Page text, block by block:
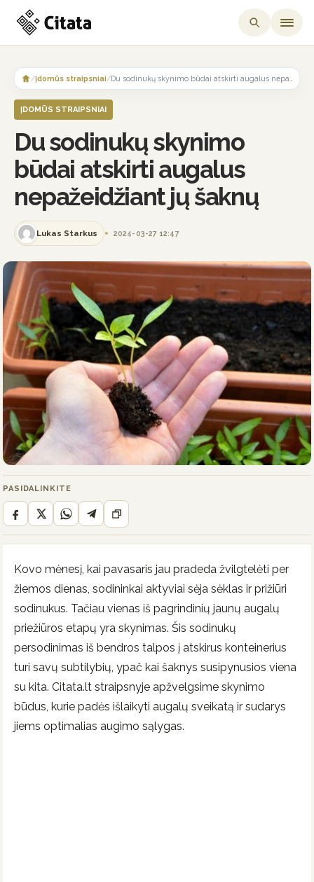
content
/Įdomūs straipsniai/
ĮDOMŪS STRAIPSNIAI
Du sodinukų skynimo
būdai atskirti augalus
nepažeidžiant jų šaknų
Lukas Starkus 2024-03-27 12:47
PASIDALINKITE
Kovo mėnesį, kai pavasaris jau pradeda žvilgtelėti per
žiemos dienas, sodininkai aktyviai sėja sėklas ir prižiūri
sodinukus. Tačiau vienas iš pagrindinių jaunų augalų
priežiūros etapų yra skynimas. Šis sodinukų
persodinimas iš bendros talpos į atskirus konteinerius
turi savų subtilybių, ypač kai šaknys susipynusios viena
su kita. Citata.lt straipsnyje apžvelgsime skynimo
būdus, kurie padės išlaikyti augalų sveikatą ir sudarys
jiems optimalias augimo sąlygas.